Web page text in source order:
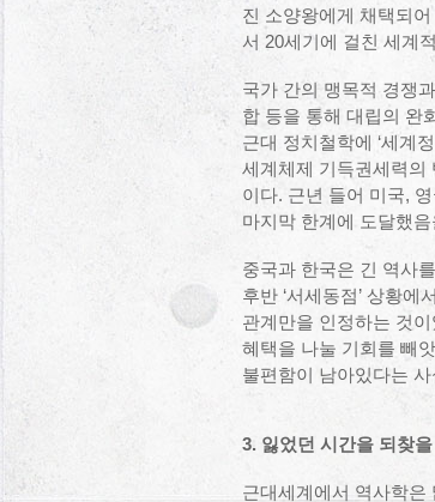
진 소양왕에게 채택되
서 20세기에 걸친 세계
국가 간의 맹목적 경쟁
합 등을 통해 대립의 완
근대 정치철학에 ‘세계
세계체제 기득권세력의
이다. 근년 들어 미국,
마지막 한계에 도달했
중국과 한국은 긴 역사
후반 ‘서세동점’ 상황에
관계만을 인정하는 것
혜택을 나눌 기회를 빼
불편함이 남아있다는 사
3. 잃었던 시간을 되찾을
근대세계에서 역사학은